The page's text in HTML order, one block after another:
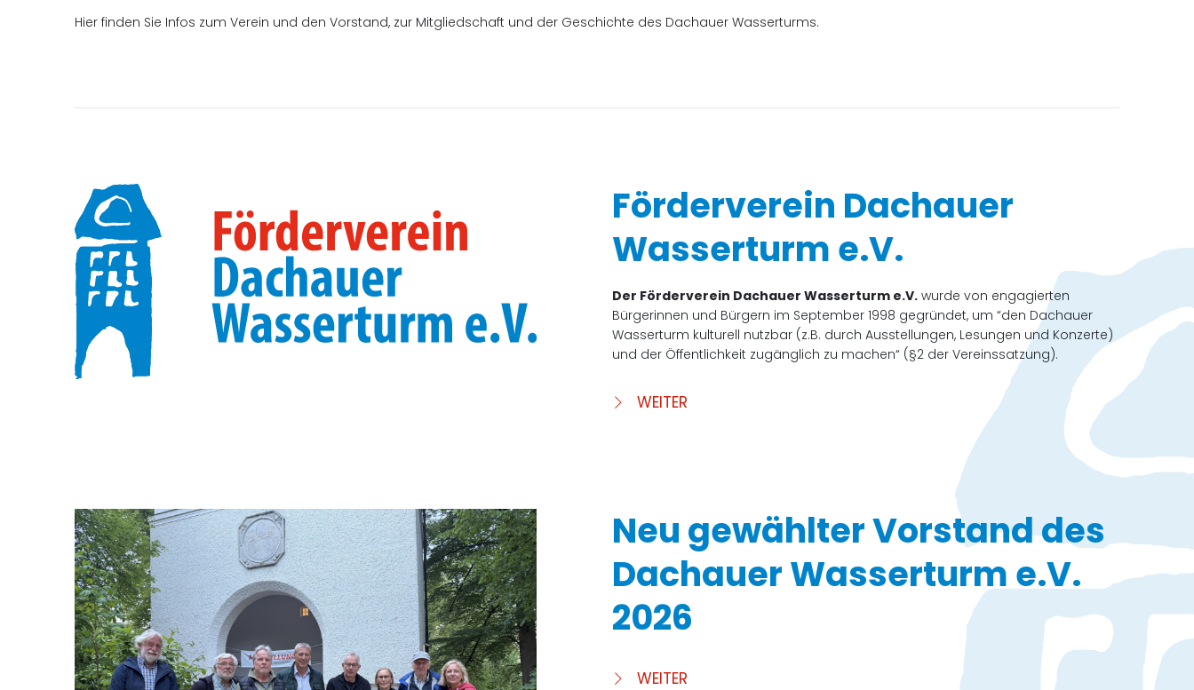
Hier finden Sie Infos zum Verein und den Vorstand, zur Mitgliedschaft und der Geschichte des Dachauer Wasserturms.
Förderverein Dachauer
Wasserturm e.V.
Der Förderverein Dachauer Wasserturm e.V. wurde von engagierten
Bürgerinnen und Bürgern im September 1998 gegründet, um “den Dachauer
Wasserturm kulturell nutzbar (z.B. durch Ausstellungen, Lesungen und Konzerte)
und der Öffentlichkeit zugänglich zu machen“ (§2 der Vereinssatzung).
WEITER
Neu gewählter Vorstand des
Dachauer Wasserturm e.V.
2026
WEITER